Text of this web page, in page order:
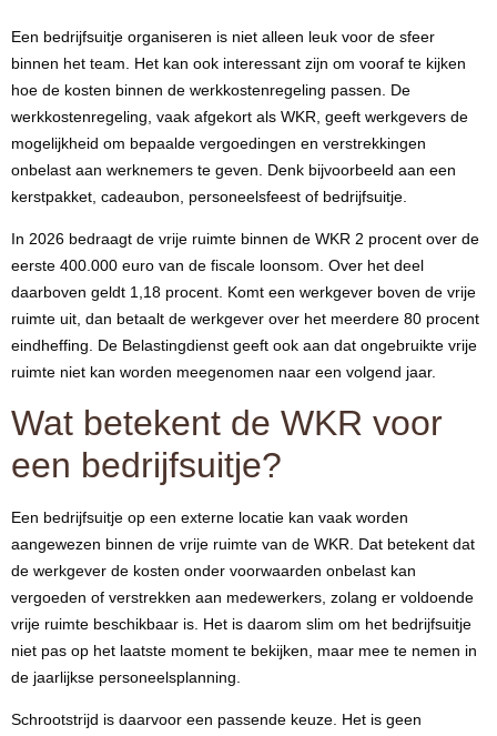
Een bedrijfsuitje organiseren is niet alleen leuk voor de sfeer
binnen het team. Het kan ook interessant zijn om vooraf te kijken
hoe de kosten binnen de werkkostenregeling passen. De
werkkostenregeling, vaak afgekort als WKR, geeft werkgevers de
mogelijkheid om bepaalde vergoedingen en verstrekkingen
onbelast aan werknemers te geven. Denk bijvoorbeeld aan een
kerstpakket, cadeaubon, personeelsfeest of bedrijfsuitje.
In 2026 bedraagt de vrije ruimte binnen de WKR 2 procent over de
eerste 400.000 euro van de fiscale loonsom. Over het deel
daarboven geldt 1,18 procent. Komt een werkgever boven de vrije
ruimte uit, dan betaalt de werkgever over het meerdere 80 procent
eindheffing. De Belastingdienst geeft ook aan dat ongebruikte vrije
ruimte niet kan worden meegenomen naar een volgend jaar.
Wat betekent de WKR voor
een bedrijfsuitje?
Een bedrijfsuitje op een externe locatie kan vaak worden
aangewezen binnen de vrije ruimte van de WKR. Dat betekent dat
de werkgever de kosten onder voorwaarden onbelast kan
vergoeden of verstrekken aan medewerkers, zolang er voldoende
vrije ruimte beschikbaar is. Het is daarom slim om het bedrijfsuitje
niet pas op het laatste moment te bekijken, maar mee te nemen in
de jaarlijkse personeelsplanning.
Schrootstrijd is daarvoor een passende keuze. Het is geen